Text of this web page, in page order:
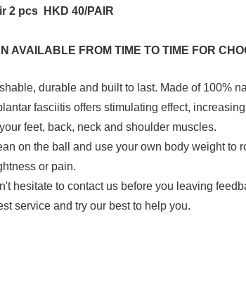
2 pcs HKD 40/PAIR
AVAILABLE FROM TIME TO TIME FOR
durable and built to last. Made of 100%
fasciitis offers stimulating effect,
feet, back, neck and shoulder muscles.
on the ball and use your own body weight to
or pain.
hesitate to contact us before you leaving
service and try our best to help you.